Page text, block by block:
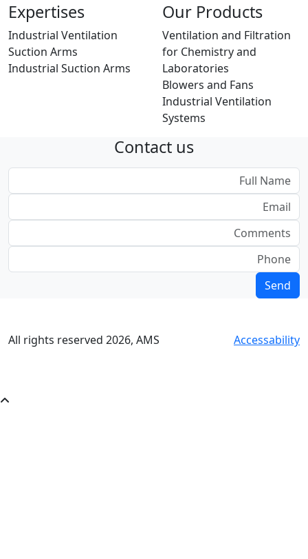
Expertises
Industrial Ventilation
Suction Arms
Industrial Suction Arms
Our Products
Ventilation and Filtration
for Chemistry and
Laboratories
Blowers and Fans
Industrial Ventilation
Systems
Contact us
All rights reserved 2026, AMS Accessability